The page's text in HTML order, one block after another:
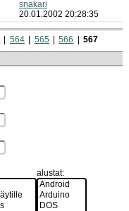
snakari
20.01.2002 20:28:35
564 565 566 567
alustat: